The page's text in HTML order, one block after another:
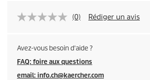
(0) Rédiger un avis
Avez-vous besoin d'aide ?
FAQ: foire aux questions
email: info.ch@kaercher.com